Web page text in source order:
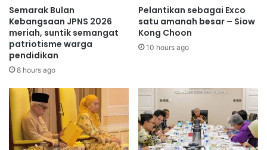
-
A
h
m
a
Z
a
h
d
a
R
M
3
,
0
0
d
a
Semarak Bulan
Kebangsaan JPNS 2026
meriah, suntik semangat
patriotisme warga
pendidikan
8 hours ago
Pelantikan sebagai Exco
satu amanah besar – Siow
Kong Choon
10 hours ago